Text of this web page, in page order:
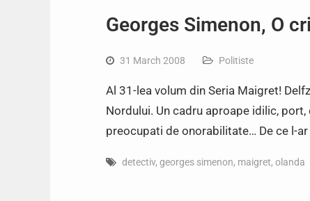
Georges Simenon, O
31 March 2008 Politiste
Al 31-lea volum din Seria Maigret!
Nordului. Un cadru aproape idilic,
preocupati de onorabilitate… De ce l-
detectiv, georges simenon, maigret, olanda